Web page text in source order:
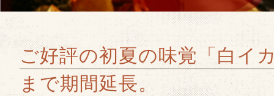
ご好評の初夏の味覚「白イ
まで期間延長。